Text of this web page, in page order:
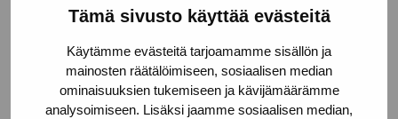
Tämä sivusto käyttää evästeitä
Käytämme evästeitä tarjoamamme sisällön ja
mainosten räätälöimiseen, sosiaalisen median
ominaisuuksien tukemiseen ja kävijämäärämme
analysoimiseen. Lisäksi jaamme sosiaalisen median,
Pro Artibus Foundation
Gustav Wasas gata 11
10600 Ekenäs